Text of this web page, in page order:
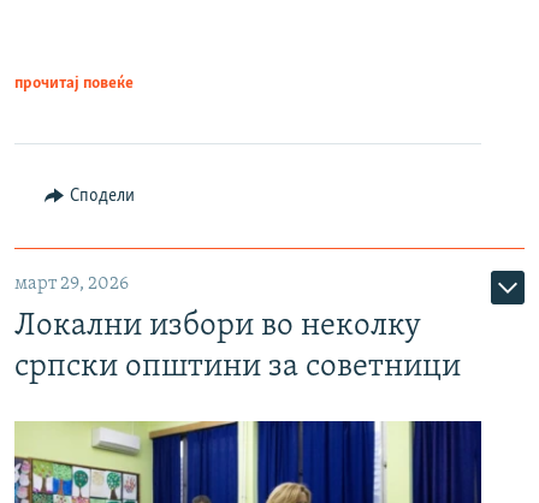
прочитај повеќе
Сподели
март 29, 2026
Локални избори во неколку
српски општини за советници